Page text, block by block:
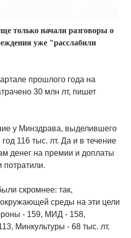
только начали разговоры о
уже "расслабили
прошлого года на
30 млн лт, пишет
у Минздрава, выделившего
116 тыс. лт. Да и в течение
денег на премии и доплаты
потратили.
скромнее: так,
среды на эти цели
- 159, МИД - 158,
Минкультуры - 68 тыс. лт.